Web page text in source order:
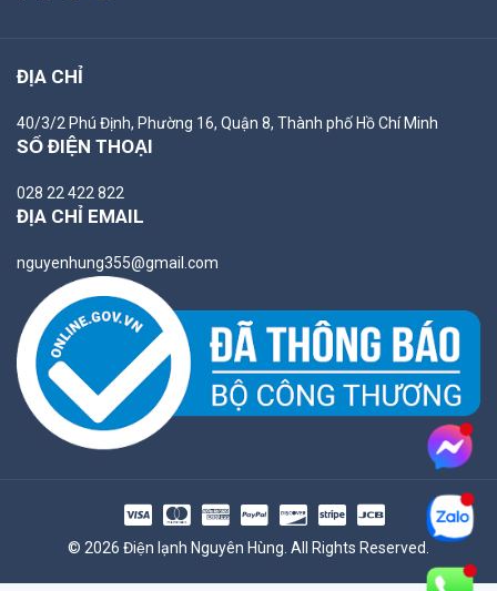
ĐỊA CHỈ
40/3/2 Phú Định, Phường 16, Quận 8, Thành phố Hồ Chí Minh
SỐ ĐIỆN THOẠI
028 22 422 822
ĐỊA CHỈ EMAIL
nguyenhung355@gmail.com
© 2026 Điện lạnh Nguyên Hùng. All Rights Reserved.